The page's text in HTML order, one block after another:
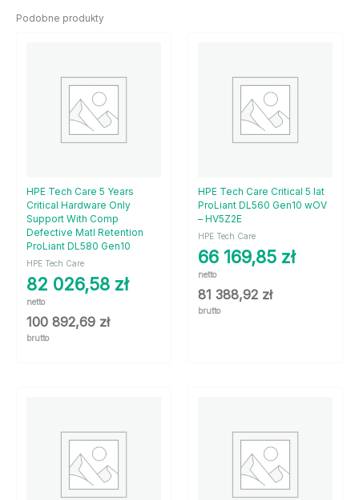
Podobne produkty
HPE Tech Care 5 Years
Critical Hardware Only
Support With Comp
Defective Matl Retention
ProLiant DL580 Gen10
HPE Tech Care
82 026,58 zł
netto
100 892,69 zł
brutto
HPE Tech Care Critical 5 lat
ProLiant DL560 Gen10 wOV
– HV5Z2E
HPE Tech Care
66 169,85 zł
netto
81 388,92 zł
brutto